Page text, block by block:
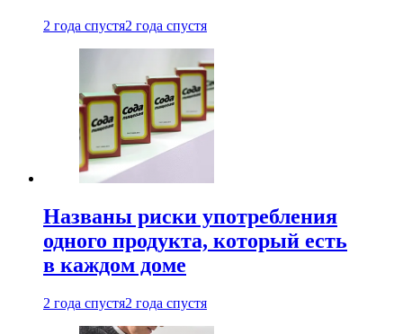
2 года спустя2 года спустя
Названы риски употребления
одного продукта, который есть
в каждом доме
2 года спустя2 года спустя